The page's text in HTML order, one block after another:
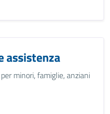
assistenza
minori, famiglie, anziani